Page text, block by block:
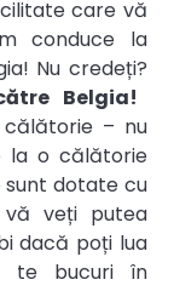
care vă
conduce la
Nu credeți?
Belgia!
– nu
la o călătorie
sunt dotate cu
vă veți putea
dacă poți lua
te bucuri în